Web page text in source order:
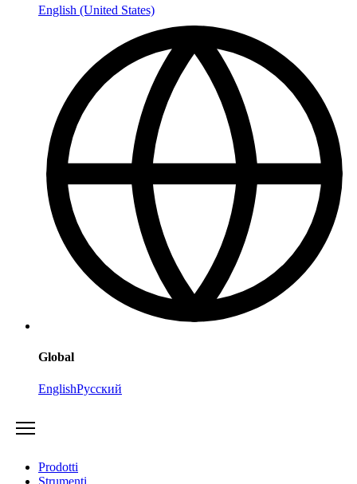
English (United States)
Global
EnglishРусский
Prodotti
Strumenti